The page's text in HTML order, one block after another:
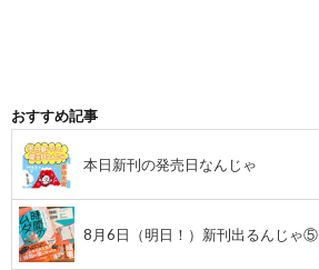
おすすめ記事
本日新刊の発売日なんじゃ
8月6日（明日！）新刊出るんじゃ⑤